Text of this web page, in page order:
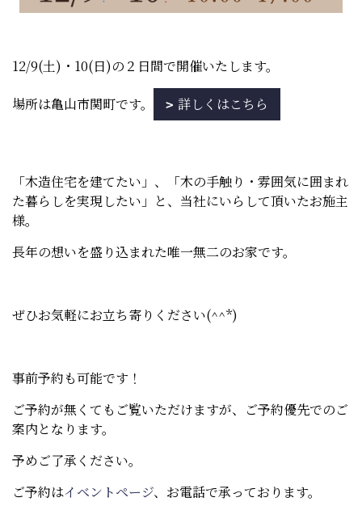
12/9(土)・10(日)の２日間で開催いたします。
場所は亀山市関町です。 詳しくはこちら
「木造住宅を建てたい」、「木の手触り・雰囲気に囲まれ
た暮らしを実現したい」と、当社にいらして頂いたお施主
様。
長年の想いを盛り込まれた唯一無二のお家です。
ぜひお気軽にお立ち寄りください(^^*)
事前予約も可能です！
ご予約が無くてもご覧いただけますが、ご予約優先でのご
案内となります。
予めご了承ください。
ご予約はイベントページ、お電話で承っております。